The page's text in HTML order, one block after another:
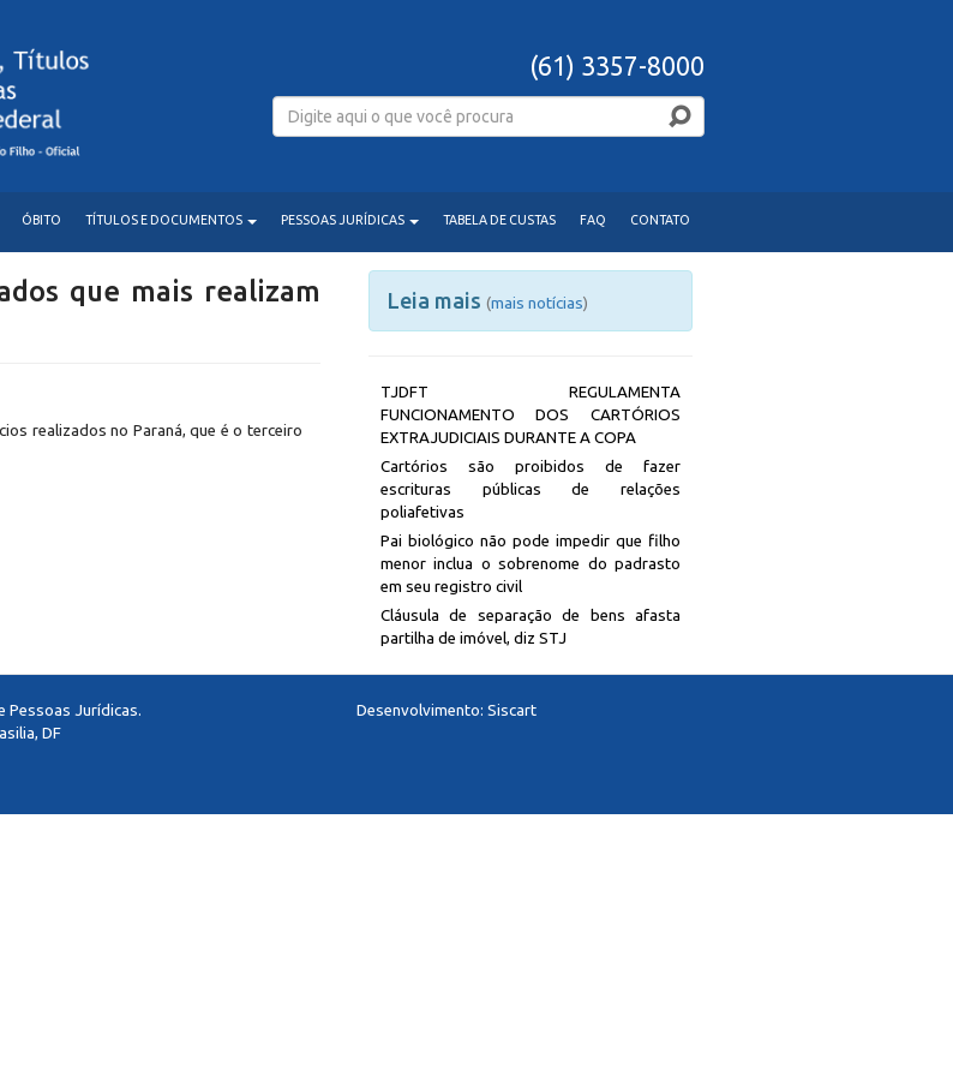
(61) 3357-8000
ÓBITO TÍTULOS E DOCUMENTOS PESSOAS JURÍDICAS TABELA DE CUSTAS FAQ CONTATO
que mais realizam
realizados no Paraná, que é o terceiro
Leia mais (mais notícias)
TJDFT REGULAMENTA
FUNCIONAMENTO DOS CARTÓRIOS
EXTRAJUDICIAIS DURANTE A COPA
Cartórios são proibidos de fazer
escrituras públicas de relações
poliafetivas
Pai biológico não pode impedir que filho
menor inclua o sobrenome do padrasto
em seu registro civil
Cláusula de separação de bens afasta
partilha de imóvel, diz STJ
Pessoas Jurídicas.
DF
Desenvolvimento: Siscart